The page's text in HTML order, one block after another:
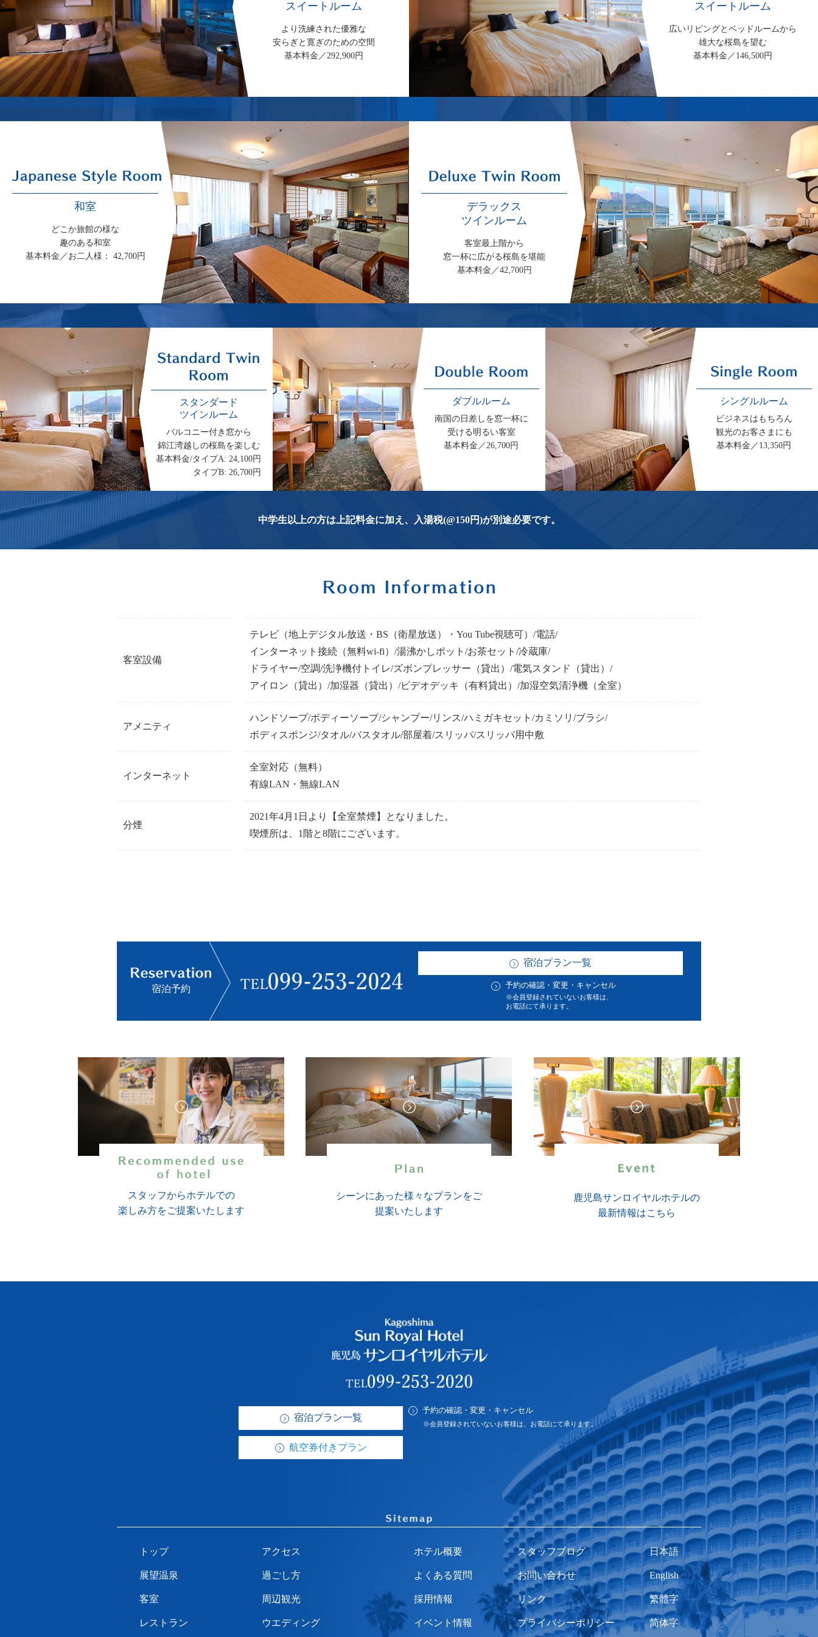
スイートルーム
より洗練された優雅な
安らぎと寛ぎのための空間
基本料金／292,900円
スイートルーム
広いリビングとベッドルームから
雄大な桜島を望む
基本料金／146,500円
和室
どこか旅館の様な
趣のある和室
基本料金／お二人様： 42,700円
デラックス
ツインルーム
客室最上階から
窓一杯に広がる桜島を堪能
基本料金／42,700円
スタンダード
ツインルーム
バルコニー付き窓から
錦江湾越しの桜島を楽しむ
基本料金/タイプA: 24,100円
タイプB: 26,700円
ダブルルーム
南国の日差しを窓一杯に
受ける明るい客室
基本料金／26,700円
シングルルーム
ビジネスはもちろん
観光のお客さまにも
基本料金／13,350円
中学生以上の方は上記料金に加え、 入湯税(@150円)が別途必要です。
客室設備
テレビ（地上デジタル放送・BS（衛星放送）・You Tube視聴可）/電話/
インターネット接続（無料wi-fi）/湯沸かしポット/お茶セット/冷蔵庫/
ドライヤー/空調/洗浄機付トイレ/ズボンプレッサー（貸出）/電気スタンド（貸出）/
アイロン（貸出）/加湿器（貸出）/ビデオデッキ（有料貸出）/加湿空気清浄機（全室）
アメニティ
ハンドソープ/ボディーソープ/シャンプー/リンス/ハミガキセット/カミソリ/ブラシ/
ボディスポンジ/タオル/バスタオル/部屋着/スリッパ/スリッパ用中敷
インターネット
全室対応（無料）
有線LAN・無線LAN
分煙
2021年4月1日より【全室禁煙】となりました。
喫煙所は、1階と8階にございます。
宿泊予約
宿泊プラン一覧
予約の確認・変更・キャンセル
※会員登録されていないお客様は、
お電話にて承ります。
スタッフからホテルでの
楽しみ方をご提案いたします
シーンにあった様々なプランをご
提案いたします
鹿児島サンロイヤルホテルの
最新情報はこちら
宿泊プラン一覧
航空券付きプラン
予約の確認・変更・キャンセル
※会員登録されていないお客様は、お電話にて承ります。
トップ
展望温泉
客室
レストラン
アクセス
過ごし方
周辺観光
ウエディング
ホテル概要
よくある質問
採用情報
イベント情報
スタッフブログ
お問い合わせ
リンク
プライバシーポリシー
日本語
English
繁體字
简体字